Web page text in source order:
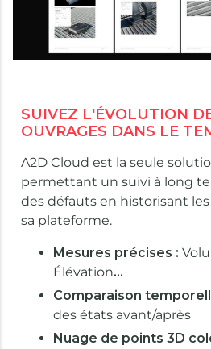
SUIVEZ L'ÉVOLUTION
OUVRAGES DANS LE
A2D Cloud est la seule
permettant un suivi à long
des défauts en historisant
sa plateforme.
Mesures précises :
Élévation…
Comparaison
des états avant/après
Nuage de points 3D